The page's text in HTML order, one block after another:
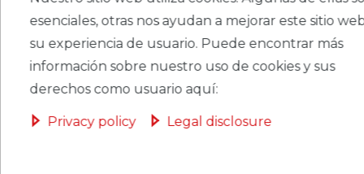
CERES::TEMPLATE.SINGLEITEMWISHLIST
Ceres::Template.singleItemExclusive
esenciales, otras nos ayudan a mejorar este sitio
su experiencia de usuario. Puede encontrar más
información sobre nuestro uso de cookies y sus
derechos como usuario aquí:
Privacy policy Legal disclosure